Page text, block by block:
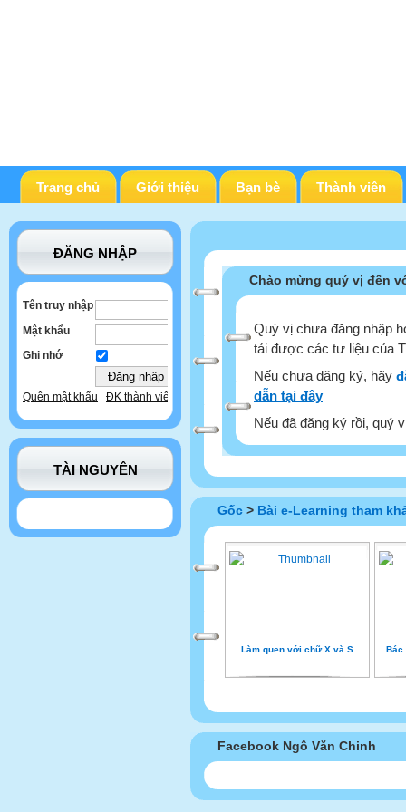
Trang chủ Giới thiệu Bạn bè Thành viên
ĐĂNG NHẬP
Tên truy nhập
Mật khẩu
Ghi nhớ
Quên mật khẩu ĐK thành viên
TÀI NGUYÊN
Chào mừng quý vị đến
Quý vị chưa đăng nhập
tải được các tư liệu của
Nếu chưa đăng ký, hãy
dẫn tại đây
Nếu đã đăng ký rồi, quý
Gốc > Bài e-Learning tham
Làm quen với chữ X và S Bác
Facebook Ngô Văn Chinh